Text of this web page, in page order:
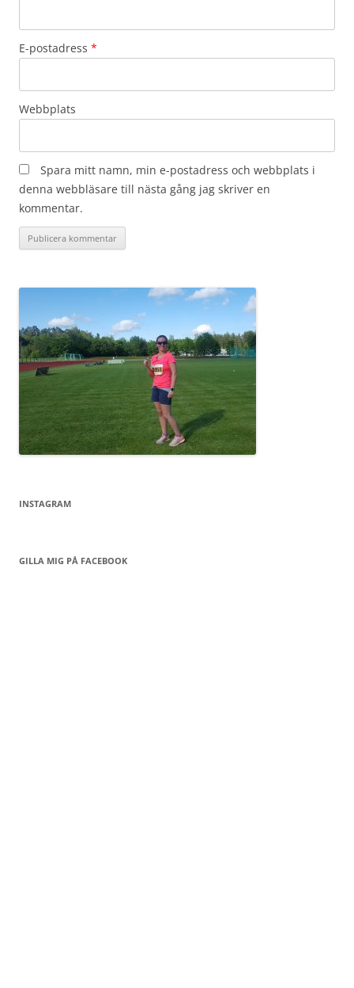
E-postadress *
Webbplats
Spara mitt namn, min e-postadress och webbplats i
denna webbläsare till nästa gång jag skriver en
kommentar.
INSTAGRAM
GILLA MIG PÅ FACEBOOK